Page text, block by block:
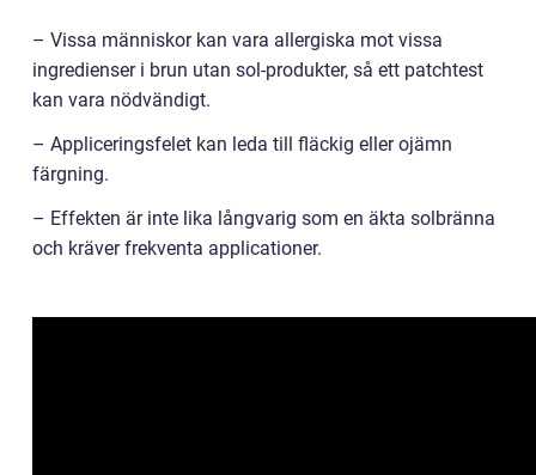
– Vissa människor kan vara allergiska mot vissa
ingredienser i brun utan sol-produkter, så ett patchtest
kan vara nödvändigt.
– Appliceringsfelet kan leda till fläckig eller ojämn
färgning.
– Effekten är inte lika långvarig som en äkta solbränna
och kräver frekventa applicationer.